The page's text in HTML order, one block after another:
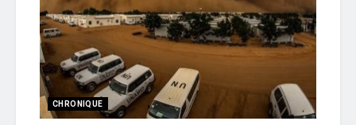
CHRONIQUE